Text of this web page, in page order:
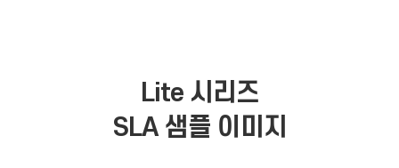
Lite 시리즈
SLA 샘플 이미지